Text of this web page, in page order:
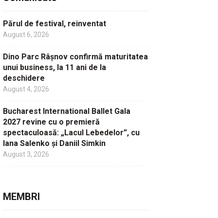
Părul de festival, reinventat
August 6, 2026
Dino Parc Râșnov confirmă maturitatea
unui business, la 11 ani de la
deschidere
August 4, 2026
Bucharest International Ballet Gala
2027 revine cu o premieră
spectaculoasă: „Lacul Lebedelor”, cu
Iana Salenko și Daniil Simkin
August 3, 2026
MEMBRI